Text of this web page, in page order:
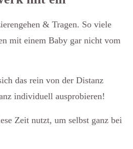
& Tragen. So viele
mit einem Baby gar nicht vom
das rein von der Distanz
individuell ausprobieren!
Zeit nutzt, um selbst ganz bei